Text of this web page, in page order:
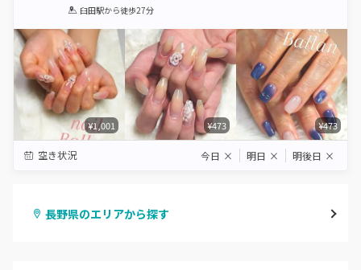
1 2 3 4 5
臼田駅から徒歩27分
¥1,001 ¥473 ¥473
空き状況 今日 × 明日 × 明後日 ×
長野県のエリアから探す